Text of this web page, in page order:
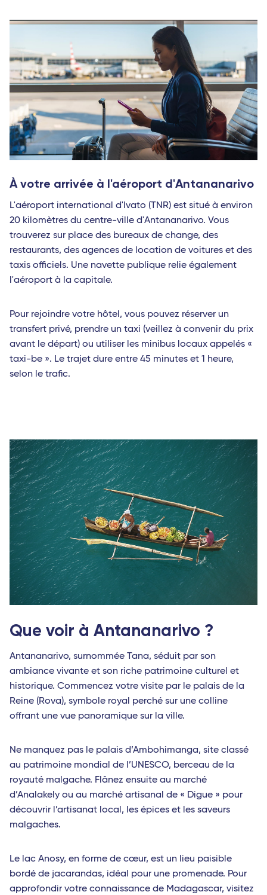
À votre arrivée à l'aéroport d'Antananarivo
L'aéroport international d'Ivato (TNR) est situé à environ
20 kilomètres du centre-ville d'Antananarivo. Vous
trouverez sur place des bureaux de change, des
restaurants, des agences de location de voitures et des
taxis officiels. Une navette publique relie également
l'aéroport à la capitale.
Pour rejoindre votre hôtel, vous pouvez réserver un
transfert privé, prendre un taxi (veillez à convenir du prix
avant le départ) ou utiliser les minibus locaux appelés «
taxi-be ». Le trajet dure entre 45 minutes et 1 heure,
selon le trafic.
Que voir à Antananarivo ?
Antananarivo, surnommée Tana, séduit par son
ambiance vivante et son riche patrimoine culturel et
historique. Commencez votre visite par le palais de la
Reine (Rova), symbole royal perché sur une colline
offrant une vue panoramique sur la ville.
Ne manquez pas le palais d’Ambohimanga, site classé
au patrimoine mondial de l’UNESCO, berceau de la
royauté malgache. Flânez ensuite au marché
d’Analakely ou au marché artisanal de « Digue » pour
découvrir l’artisanat local, les épices et les saveurs
malgaches.
Le lac Anosy, en forme de cœur, est un lieu paisible
bordé de jacarandas, idéal pour une promenade. Pour
approfondir votre connaissance de Madagascar, visitez